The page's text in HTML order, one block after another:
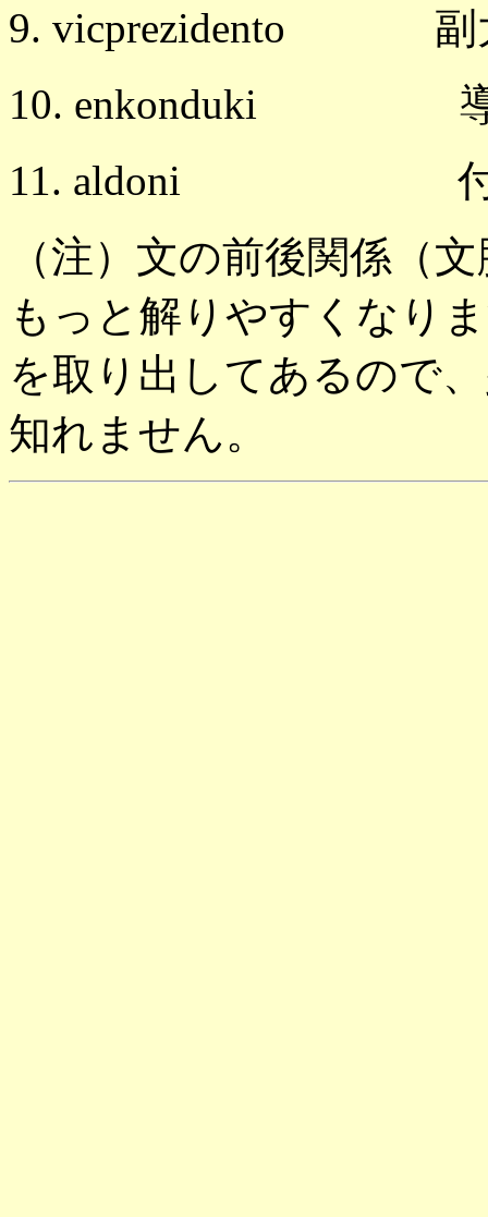
9. vicprezidento 副
10. enkonduki 導
11. aldoni 付加
（注）文の前後関係（
もっと解りやすくなり
を取り出してあるので
知れません。